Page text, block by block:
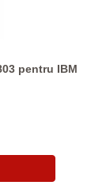
pentru IBM